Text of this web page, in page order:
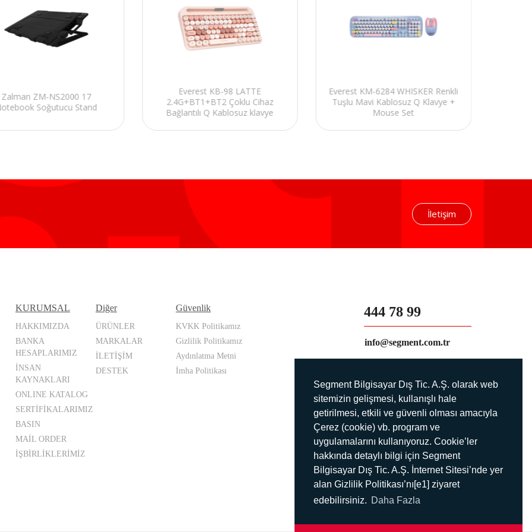
Segment Bilgisayar Dış Tic. A.Ş. olarak web
sitemizin gelişmesi, kullanışlı hale
getirilmesi, etkili ve güvenli olması amacıyla
Çerez (cookie) vb. program ve
uygulamalarını kullanıyoruz. Cookie’ler
hakkında detaylı bilgi için Segment
Bilgisayar Dış Tic. A.Ş. İnternet Sitesi’nde yer
alan Gizlilik Politikası’nı[e1] ziyaret
edebilirsiniz. Daha Fazla
Zalman ZM-NS2000 17
Soğutucu Stand
Everest KB-98 LATTE
2.4G+BT1+BT2 Çoklu Cihaz
Bağlantılı Q Kablosuz klavye
Everest KM-6284 WHISKER Renkli
Tuşlu Mavi Kablosuz Q Klavye +
Mouse Set
İletişim
KURUMSAL
HAKKIMIZDA
BANKA
HESAPLARIMIZ
İNSAN
KAYNAKLARI
ONLINE KATALOG
SERTİFİKALARIMIZ
BASIN
MAİL ORDER
İŞBİRLİKLERİMİZ
Diğer
ÜRÜNLER
MARKALAR
İLETİŞİM
DESTEK
Güvenlik
KVKK Politikamız
Gizlilik Politikamız
Aydınlatma Metni
İmha Politikası
444 78 99
info@segment.com.tr